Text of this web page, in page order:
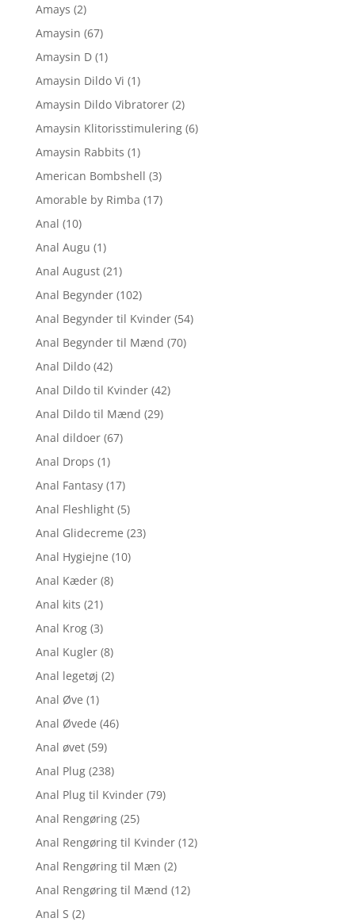
Amays (2)
Amaysin (67)
Amaysin D (1)
Amaysin Dildo Vi (1)
Amaysin Dildo Vibratorer (2)
Amaysin Klitorisstimulering (6)
Amaysin Rabbits (1)
American Bombshell (3)
Amorable by Rimba (17)
Anal (10)
Anal Augu (1)
Anal August (21)
Anal Begynder (102)
Anal Begynder til Kvinder (54)
Anal Begynder til Mænd (70)
Anal Dildo (42)
Anal Dildo til Kvinder (42)
Anal Dildo til Mænd (29)
Anal dildoer (67)
Anal Drops (1)
Anal Fantasy (17)
Anal Fleshlight (5)
Anal Glidecreme (23)
Anal Hygiejne (10)
Anal Kæder (8)
Anal kits (21)
Anal Krog (3)
Anal Kugler (8)
Anal legetøj (2)
Anal Øve (1)
Anal Øvede (46)
Anal øvet (59)
Anal Plug (238)
Anal Plug til Kvinder (79)
Anal Rengøring (25)
Anal Rengøring til Kvinder (12)
Anal Rengøring til Mæn (2)
Anal Rengøring til Mænd (12)
Anal S (2)